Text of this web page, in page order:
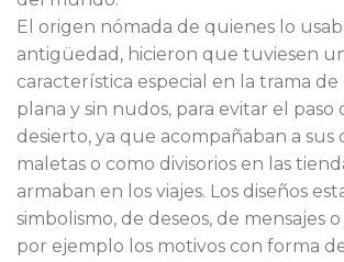
El origen nómada de quienes lo
antigüedad, hicieron que tuviesen
característica especial en la trama
plana y sin nudos, para evitar el paso
desierto, ya que acompañaban a sus
maletas o como divisorios en las
armaban en los viajes. Los diseños
simbolismo, de deseos, de mensajes
por ejemplo los motivos con forma